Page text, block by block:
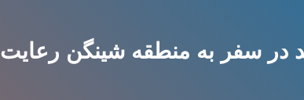
در سفر به منطقه شینگن رعایت